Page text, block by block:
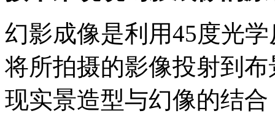
幻影成像是利用45度光
将所拍摄的影像投射到
现实景造型与幻像的结